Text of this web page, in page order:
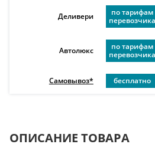
Деливери
по тарифам
перевозчика
Автолюкс
по тарифам
перевозчика
Самовывоз* бесплатно
ОПИСАНИЕ ТОВАРА